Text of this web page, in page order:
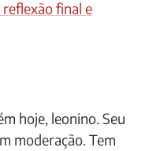
final e
hoje, leonino. Seu
moderação. Tem